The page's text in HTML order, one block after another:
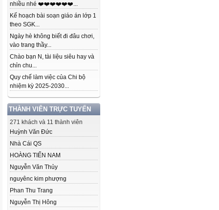
nhiều nhé ❤️❤️❤️❤️❤️❤️...
Kế hoạch bài soạn giáo án lớp 1
theo SGK...
Ngày hè không biết đi đâu chơi,
vào trang thầy...
Chào bạn N, tài liệu siêu hay và
chỉn chu...
Quy chế làm việc của Chi bộ
nhiệm kỳ 2025-2030...
THÀNH VIÊN TRỰC TUYẾN
271 khách và 11 thành viên
Huỳnh Văn Đức
Nhà Cái QS
HOÀNG TIẾN NAM
Nguyễn Văn Thủy
nguyênc kim phượng
Phan Thu Trang
Nguyễn Thị Hông